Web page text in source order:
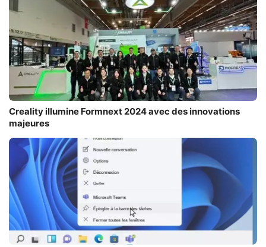
Creality illumine Formnext 2024 avec des innovations
majeures